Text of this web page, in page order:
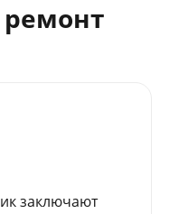
ремонт
заключают